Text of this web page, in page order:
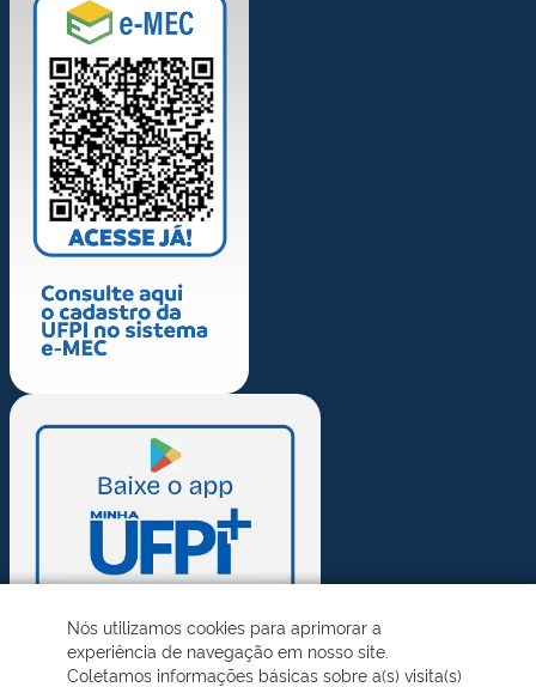
Nós utilizamos cookies para aprimorar a
experiência de navegação em nosso site.
Coletamos informações básicas sobre a(s) visita(s)